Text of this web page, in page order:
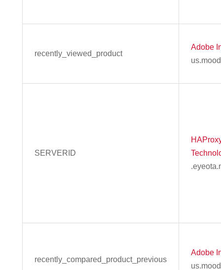
recently_viewed_product
Adobe
SERVERID
recently_compared_product_previous
Adobe